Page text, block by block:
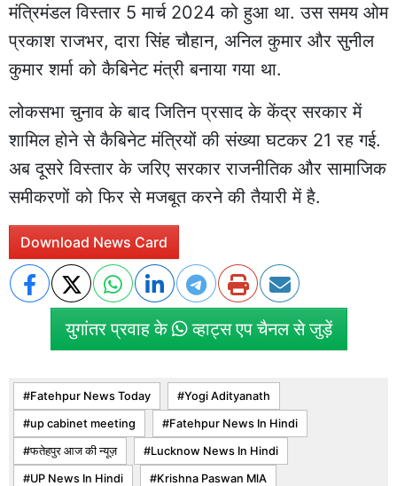
मंत्रिमंडल विस्तार 5 मार्च 2024 को हुआ था. उस समय ओम
प्रकाश राजभर, दारा सिंह चौहान, अनिल कुमार और सुनील
कुमार शर्मा को कैबिनेट मंत्री बनाया गया था.
लोकसभा चुनाव के बाद जितिन प्रसाद के केंद्र सरकार में
शामिल होने से कैबिनेट मंत्रियों की संख्या घटकर 21 रह गई.
अब दूसरे विस्तार के जरिए सरकार राजनीतिक और सामाजिक
समीकरणों को फिर से मजबूत करने की तैयारी में है.
Download News Card
युगांतर प्रवाह के व्हाट्स एप चैनल से जुड़ें
Fatehpur News Today Yogi Adityanath
up cabinet meeting Fatehpur News In Hindi
फतेहपुर आज की न्यूज़ Lucknow News In Hindi
UP News In Hindi Krishna Paswan MlA